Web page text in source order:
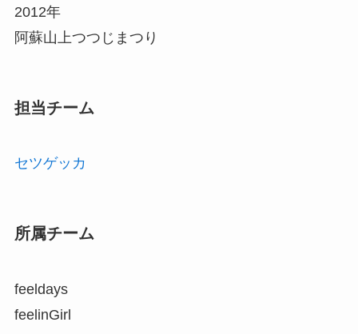
2012年
阿蘇山上つつじまつり
担当チーム
セツゲッカ
所属チーム
feeldays
feelinGirl